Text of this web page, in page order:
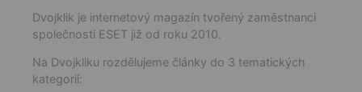
Dvojklik je internetový magazín tvořený zaměstnanci
společnosti ESET již od roku 2010.
Na Dvojkliku rozdělujeme články do 3 tematických
kategorií: